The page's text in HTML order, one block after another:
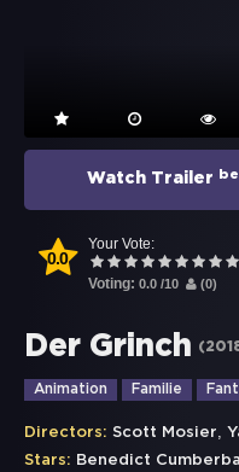
Watch Trailer
0.0
Your Vote:
Voting: 0.0 /10 (0)
Der Grinch (
Animation Familie
Directors: Scott Mosier,
Stars: Benedict